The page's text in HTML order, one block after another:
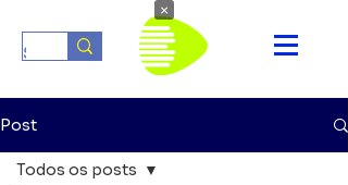
Post
Todos os posts
×